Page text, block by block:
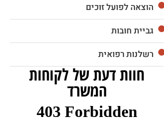
הוצאה לפועל זוכים
גביית חובות
רשלנות רפואית
חוות דעת של לקוחות
המשרד